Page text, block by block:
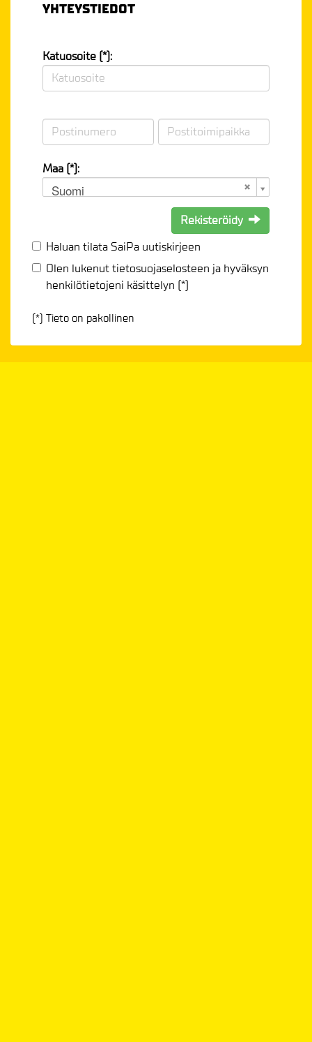
YHTEYSTIEDOT
Katuosoite (*):
Maa (*):
Suomi
Rekisteröidy
Haluan tilata SaiPa uutiskirjeen
Olen lukenuttietosuojaselosteen ja hyväksyn
henkilötietojeni käsittelyn (*)
(*) Tieto on pakollinen